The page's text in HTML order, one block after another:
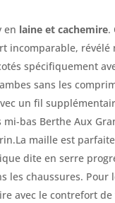
en laine et cachemire.
incomparable,
spécifiquement
sans les
un fil
mi-bas Berthe Aux
maille est
dite en serre
les chaussures. Pour
avec le contrefort de